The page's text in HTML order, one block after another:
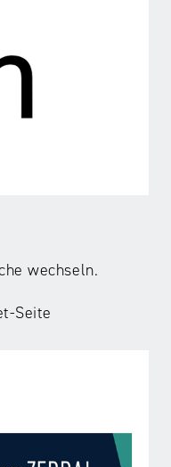
wechseln.
Seite